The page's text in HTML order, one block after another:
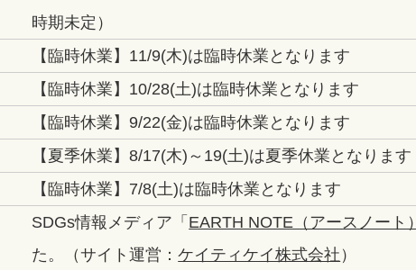
時期未定）
【臨時休業】11/9(木)は臨時休業となります
【臨時休業】10/28(土)は臨時休業となります
【臨時休業】9/22(金)は臨時休業となります
【夏季休業】8/17(木)～19(土)は夏季休業となります
【臨時休業】7/8(土)は臨時休業となります
SDGs情報メディア「 EARTH NOTE（アースノート）
た。（サイト運営：ケイティケイ株式会社 ）